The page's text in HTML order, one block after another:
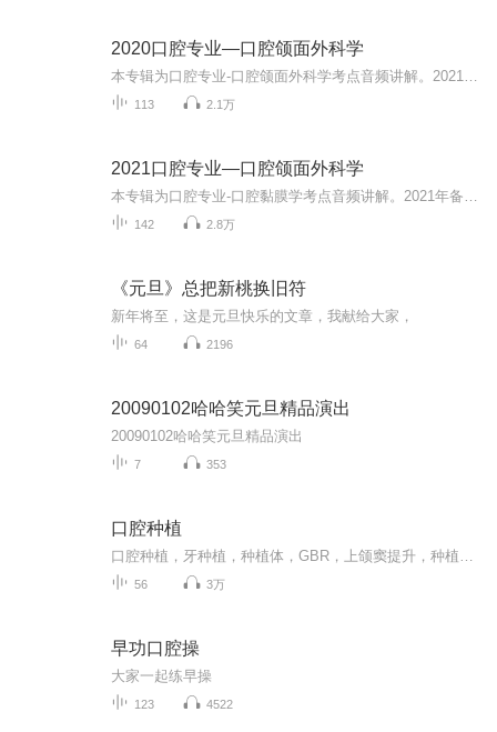
2020口腔专业—口腔颌面外科学
113 2.1万
2021口腔专业—口腔颌面外科学
142 2.8万
《元旦》总把新桃换旧符
新年将至，这是元旦快乐的文章，我献给大家，
64 2196
20090102哈哈笑元旦精品演出
20090102哈哈笑元旦精品演出
7 353
口腔种植
56 3万
早功口腔操
大家一起练早操
123 4522